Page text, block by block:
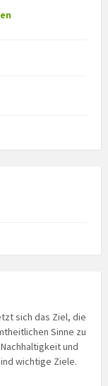
sich das Ziel, die
Sinne zu
und
wichtige Ziele.